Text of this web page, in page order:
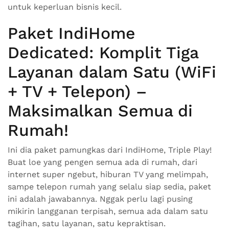
untuk keperluan bisnis kecil.
Paket IndiHome
Dedicated: Komplit Tiga
Layanan dalam Satu (WiFi
+ TV + Telepon) –
Maksimalkan Semua di
Rumah!
Ini dia paket pamungkas dari IndiHome, Triple Play!
Buat loe yang pengen semua ada di rumah, dari
internet super ngebut, hiburan TV yang melimpah,
sampe telepon rumah yang selalu siap sedia, paket
ini adalah jawabannya. Nggak perlu lagi pusing
mikirin langganan terpisah, semua ada dalam satu
tagihan, satu layanan, satu kepraktisan.